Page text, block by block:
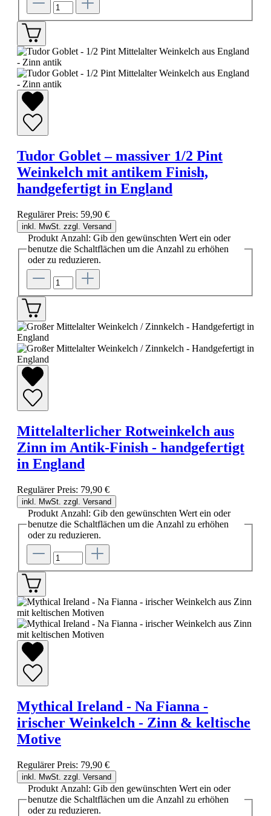
Tudor Goblet – massiver 1/2 Pint
Weinkelch mit antikem Finish,
handgefertigt in England
Regulärer Preis: 59,90 €
inkl. MwSt. zzgl. Versand
Produkt Anzahl: Gib den gewünschten Wert ein oder
benutze die Schaltflächen um die Anzahl zu erhöhen
oder zu reduzieren.
Mittelalterlicher Rotweinkelch aus
Zinn im Antik-Finish - handgefertigt
in England
Regulärer Preis: 79,90 €
inkl. MwSt. zzgl. Versand
Produkt Anzahl: Gib den gewünschten Wert ein oder
benutze die Schaltflächen um die Anzahl zu erhöhen
oder zu reduzieren.
Mythical Ireland - Na Fianna -
irischer Weinkelch - Zinn & keltische
Motive
Regulärer Preis: 79,90 €
inkl. MwSt. zzgl. Versand
Produkt Anzahl: Gib den gewünschten Wert ein oder
benutze die Schaltflächen um die Anzahl zu erhöhen
oder zu reduzieren.